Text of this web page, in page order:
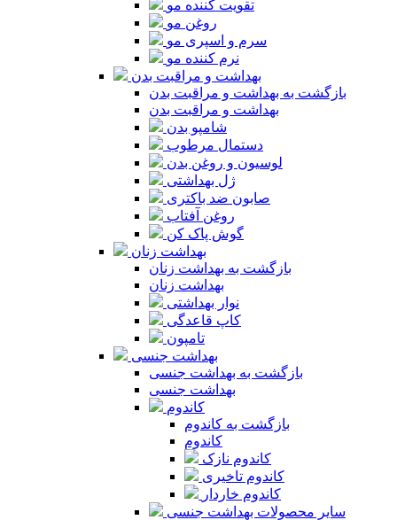
تقویت کننده مو
روغن مو
سرم و اسپری مو
نرم کننده مو
بهداشت و مراقبت بدن
بازگشت به بهداشت و مراقبت بدن
بهداشت و مراقبت بدن
شامپو بدن
دستمال مرطوب
لوسیون و روغن بدن
ژل بهداشتی
صابون ضد باکتری
روغن آفتاب
گوش پاک کن
بهداشت زنان
بازگشت به بهداشت زنان
بهداشت زنان
نوار بهداشتی
کاپ قاعدگی
تامپون
بهداشت جنسی
بازگشت به بهداشت جنسی
بهداشت جنسی
کاندوم
بازگشت به کاندوم
کاندوم
کاندوم نازک
کاندوم تاخیری
کاندوم خاردار
سایر محصولات بهداشت جنسی